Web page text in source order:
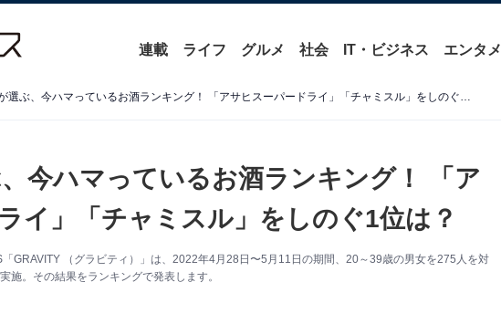
連載 ライフ グルメ 社会 IT・ビジネス エンタメ
20～30代が選ぶ、今ハマっているお酒ランキング！ 「アサヒスーパードライ」「チャミスル」をしのぐ1位は？
今ハマっているお酒ランキング！ 「ア
イ」「チャミスル」をしのぐ1位は？
GRAVITY （グラビティ）」は、2022年4月28日〜5月11日の期間、20～39歳の男女を275人を対
施。その結果をランキングで発表します。